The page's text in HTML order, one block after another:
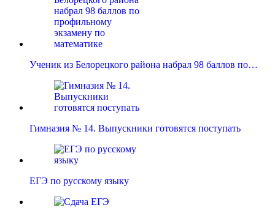
Ученик из Белорецкого района набрал 98 баллов по…
Гимназия № 14. Выпускники готовятся поступать
ЕГЭ по русскому языку